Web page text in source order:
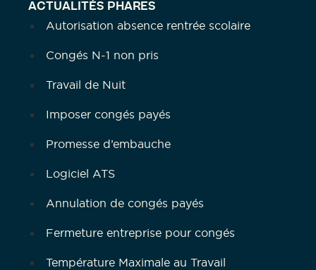
ACTUALITÉS PHARES
Autorisation absence rentrée scolaire
Congés N-1 non pris
Travail de Nuit
Imposer congés payés
Promesse d’embauche
Logiciel ATS
Annulation de congés payés
Fermeture entreprise pour congés
Température Maximale au Travail